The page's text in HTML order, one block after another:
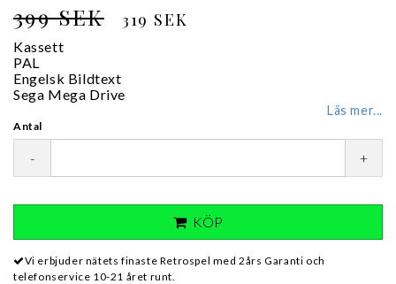
399 SEK 319 SEK
Kassett
PAL
Engelsk Bildtext
Sega Mega Drive
Läs mer...
Antal
- +
KÖP
Vi erbjuder nätets finaste Retrospel med 2års Garanti och
telefonservice 10-21 året runt.